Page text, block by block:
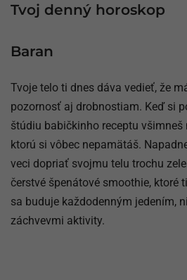
Tvoj denný horoskop
Baran
Tvoje telo ti dnes dáva vedieť, že
pozornosť aj drobnostiam. Keď si
štúdiu babičkinho receptu
ktorú si vôbec nepamätáš.
veci dopriať svojmu telu trochu
čerstvé špenátové smoothie, ktoré
sa buduje každodenným jedením,
záchvevmi aktivity.